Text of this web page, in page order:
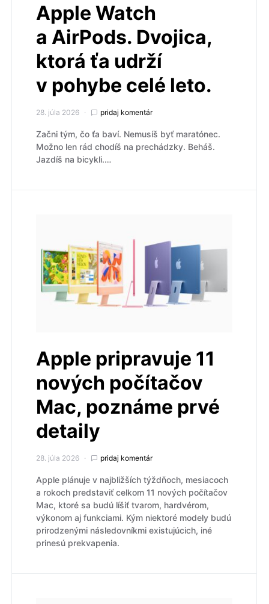
Apple Watch
a AirPods. Dvojica,
ktorá ťa udrží
v pohybe celé leto.
28. júla 2026 pridaj komentár
Začni tým, čo ťa baví. Nemusíš byť maratónec.
Možno len rád chodíš na prechádzky. Beháš.
Jazdíš na bicykli.…
Apple pripravuje 11
nových počítačov
Mac, poznáme prvé
detaily
28. júla 2026 pridaj komentár
Apple plánuje v najbližších týždňoch, mesiacoch
a rokoch predstaviť celkom 11 nových počítačov
Mac, ktoré sa budú líšiť tvarom, hardvérom,
výkonom aj funkciami. Kým niektoré modely budú
prirodzenými následovníkmi existujúcich, iné
prinesú prekvapenia.